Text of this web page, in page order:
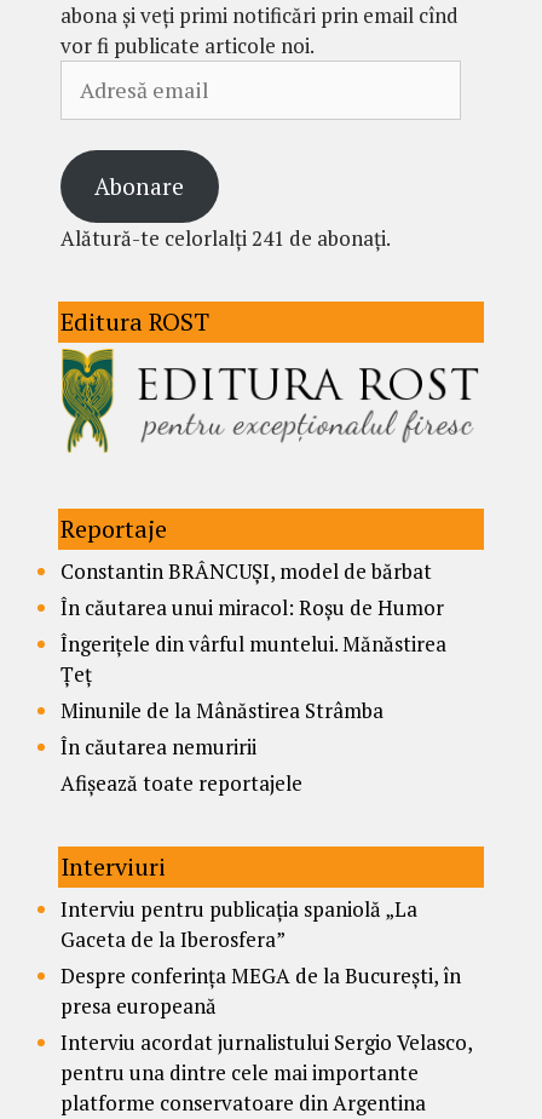
abona și veți primi notificări prin email cînd
vor fi publicate articole noi.
email
Abonare
Alătură-te celorlalți 241 de abonați.
Editura ROST
Reportaje
Constantin BRÂNCUȘI, model de bărbat
În căutarea unui miracol: Roșu de Humor
Îngerițele din vârful muntelui. Mănăstirea
Țeț
Minunile de la Mânăstirea Strâmba
În căutarea nemuririi
Afișează toate reportajele
Interviuri
Interviu pentru publicația spaniolă „La
Gaceta de la Iberosfera”
Despre conferința MEGA de la București, în
presa europeană
Interviu acordat jurnalistului Sergio Velasco,
pentru una dintre cele mai importante
platforme conservatoare din Argentina